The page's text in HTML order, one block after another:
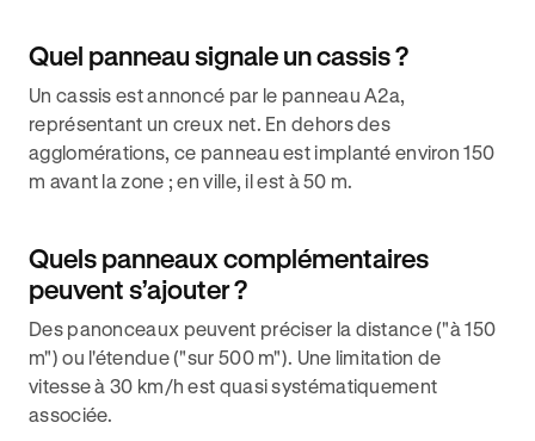
Quel panneau signale un cassis ?
Un cassis est annoncé par le panneau A2a,
représentant un creux net. En dehors des
agglomérations, ce panneau est implanté environ 150
m avant la zone ; en ville, il est à 50 m.
Quels panneaux complémentaires
peuvent s’ajouter ?
Des panonceaux peuvent préciser la distance ("à 150
m") ou l'étendue ("sur 500 m"). Une limitation de
vitesse à 30 km/h est quasi systématiquement
associée.